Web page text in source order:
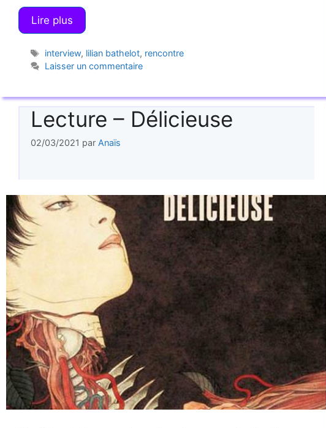
Lire plus
Étiquettes
interview, lilian bathelot, rencontre
Laisser un commentaire
Lecture – Délicieuse
02/03/2021 par Anaïs